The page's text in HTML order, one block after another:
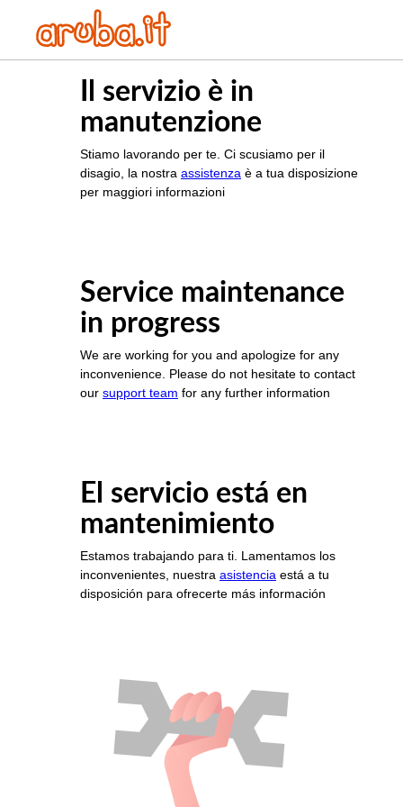
Il servizio è in
manutenzione
Stiamo lavorando per te. Ci scusiamo per il
disagio, la nostra assistenza è a tua disposizione
per maggiori informazioni
Service maintenance
in progress
We are working for you and apologize for any
inconvenience. Please do not hesitate to contact
our support team for any further information
El servicio está en
mantenimiento
Estamos trabajando para ti. Lamentamos los
inconvenientes, nuestra asistencia está a tu
disposición para ofrecerte más información